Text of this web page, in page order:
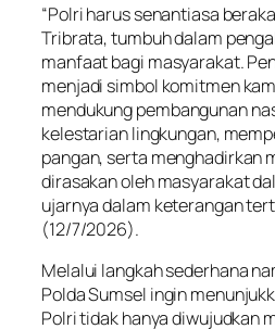
“Polri harus senantiasa
Tribrata, tumbuh dalam
manfaat bagi masyarakat.
menjadi simbol komitmen
mendukung pembangunan
kelestarian lingkungan,
pangan, serta menghadirkan
dirasakan oleh masyarakat
ujarnya dalam keterangan
(12/7/2026).
Melalui langkah sederhana
Polda Sumsel ingin
Polri tidak hanya diwujudkan